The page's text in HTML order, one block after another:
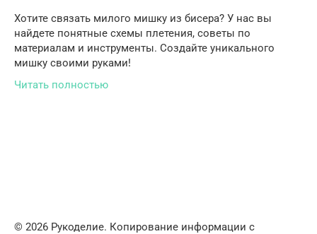
Хотите связать милого мишку из бисера? У нас вы
найдете понятные схемы плетения, советы по
материалам и инструменты. Создайте уникального
мишку своими руками!
Читать полностью
© 2026 Рукоделие. Копирование информации с